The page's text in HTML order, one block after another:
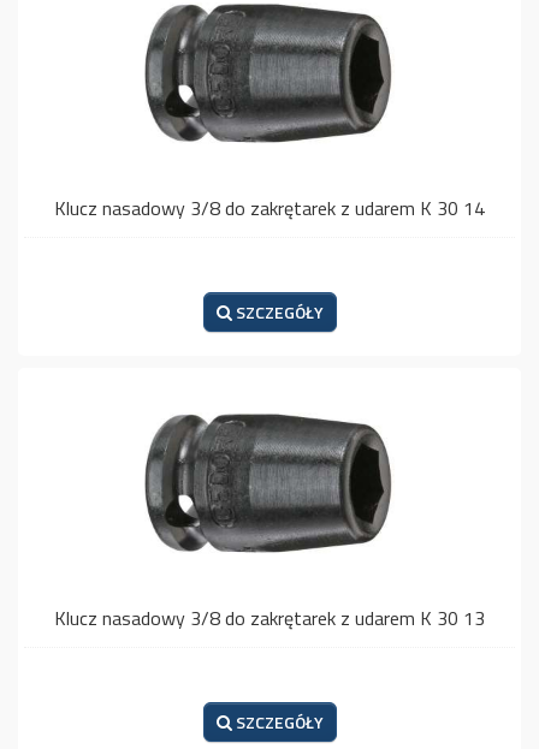
Klucz nasadowy 3/8 do zakrętarek z udarem K 30 14
SZCZEGÓŁY
Klucz nasadowy 3/8 do zakrętarek z udarem K 30 13
SZCZEGÓŁY